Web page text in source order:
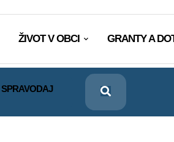
ŽIVOT V OBCI GRANTY A
SPRAVODAJ